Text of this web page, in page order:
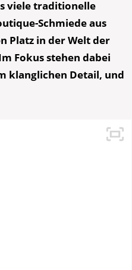
viele traditionelle
Schmiede aus
Platz in der Welt der
Fokus stehen dabei
klanglichen Detail, und